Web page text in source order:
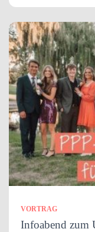
VORTRAG
Infoabend zum